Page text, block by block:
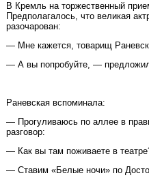
В Кремль на торжественный
Предполагалось, что великая
разочарован:
— Мне кажется, товарищ
— А вы попробуйте, —
Раневская вспоминала:
— Прогуливаюсь по аллее в
разговор:
— Как вы там поживаете в
— Ставим «Белые ночи» по